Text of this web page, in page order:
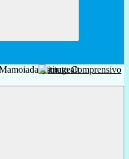
Istituto Comprensivo